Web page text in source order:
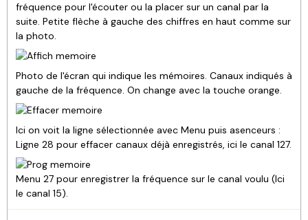
fréquence pour l'écouter ou la placer sur un canal par la
suite. Petite flèche à gauche des chiffres en haut comme sur
la photo.
Photo de l'écran qui indique les mémoires. Canaux indiqués à
gauche de la fréquence. On change avec la touche orange.
Ici on voit la ligne sélectionnée avec Menu puis asenceurs :
Ligne 28 pour effacer canaux déjà enregistrés, ici le canal 127.
Menu 27 pour enregistrer la fréquence sur le canal voulu (Ici
le canal 15).